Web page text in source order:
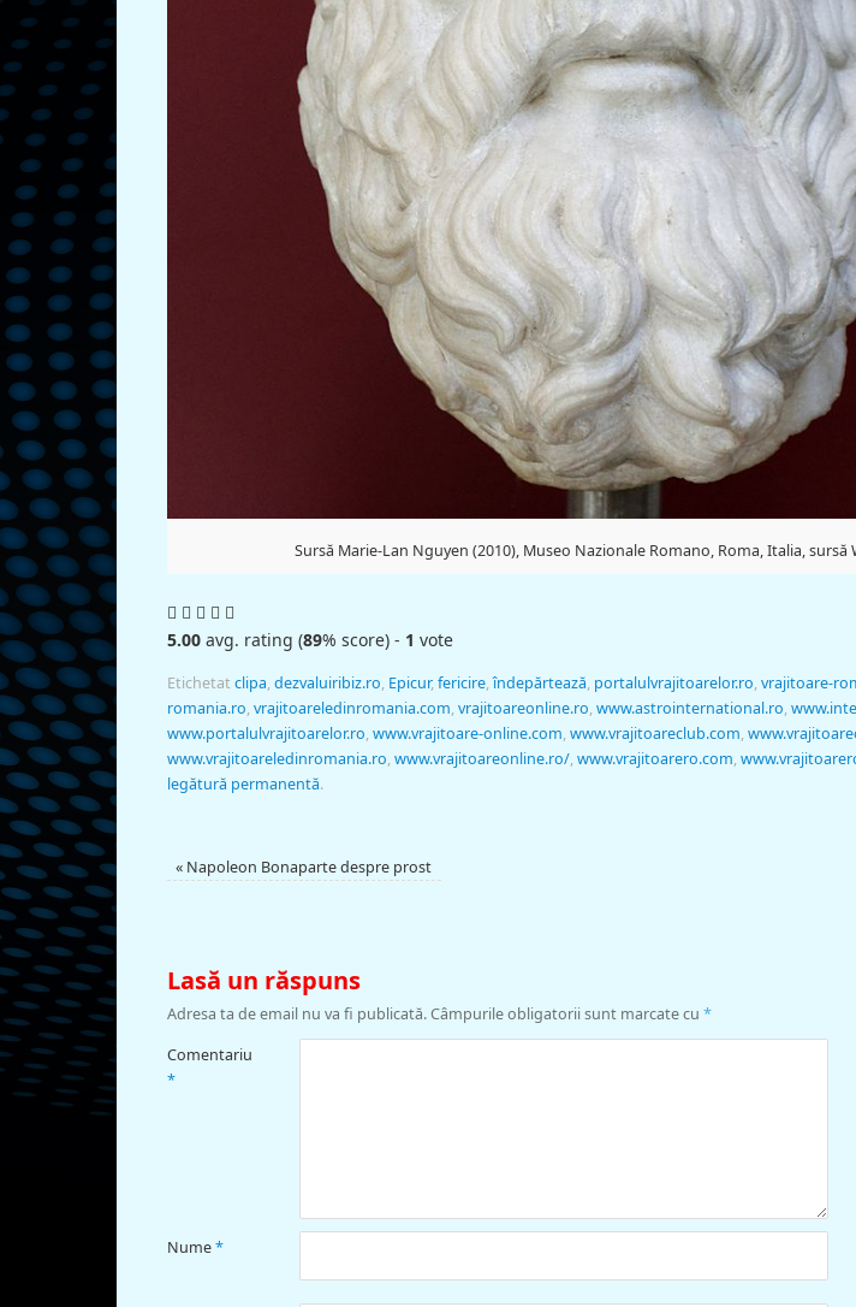
Sursă Marie-Lan Nguyen (2010), Museo Nazionale Romano, Roma, Italia, sursă
5.00 avg. rating (89% score) - 1 vote
Etichetat clipa,dezvaluiribiz.ro, Epicur,fericire,îndepărtează, portalulvrajitoarelor.ro,vrajitoare-
romania.ro,vrajitoareledinromania.com,vrajitoareonline.ro,www.astrointernational.ro,
www.portalulvrajitoarelor.ro,www.vrajitoare-online.com,www.vrajitoareclub.com,
www.vrajitoareledinromania.ro,www.vrajitoareonline.ro/,www.vrajitoarero.com,
legătură permanentă.
« Napoleon Bonaparte despre prost
Lasă un răspuns
Adresa ta de email nu va fi publicată.Câmpurile obligatorii sunt marcate cu *
Comentariu
*
Nume*